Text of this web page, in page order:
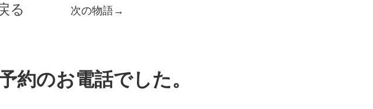
る 次の物語→
約のお電話でした。